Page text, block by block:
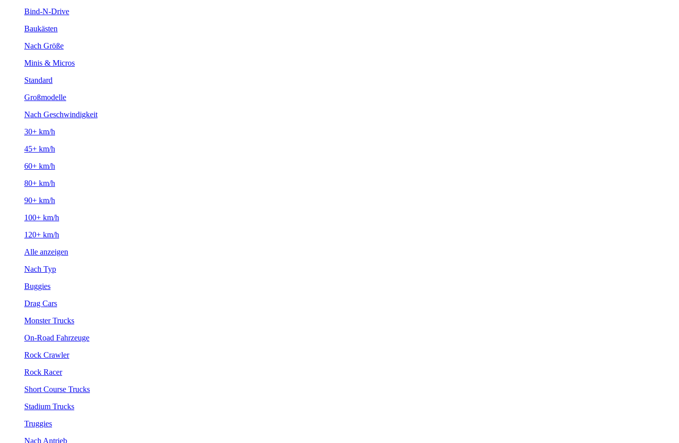
Bind-N-Drive
Baukästen
Nach Größe
Minis & Micros
Standard
Großmodelle
Nach Geschwindigkeit
30+ km/h
45+ km/h
60+ km/h
80+ km/h
90+ km/h
100+ km/h
120+ km/h
Alle anzeigen
Nach Typ
Buggies
Drag Cars
Monster Trucks
On-Road Fahrzeuge
Rock Crawler
Rock Racer
Short Course Trucks
Stadium Trucks
Truggies
Nach Antrieb